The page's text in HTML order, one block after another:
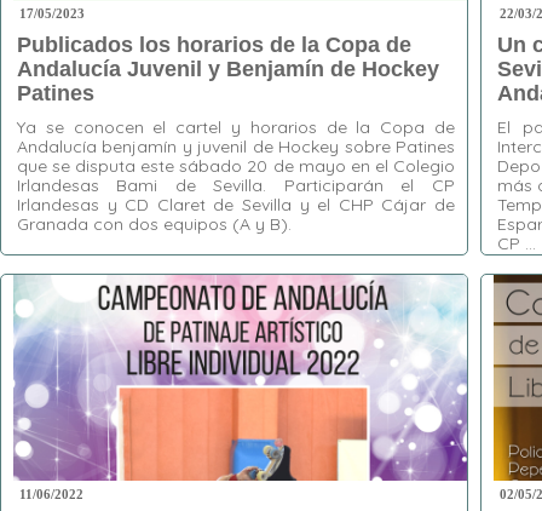
17/05/2023
Publicados los horarios de la Copa de
Andalucía Juvenil y Benjamín de Hockey
Patines
Ya se conocen el cartel y horarios de la Copa de
Andalucía benjamín y juvenil de Hockey sobre Patines
que se disputa este sábado 20 de mayo en el Colegio
Irlandesas Bami de Sevilla. Participarán el CP
Irlandesas y CD Claret de Sevilla y el CHP Cájar de
Granada con dos equipos (A y B).
Etiquetas:Benjamín,CD Claret,CHP Cájar,
Copa de Andalucía ,CP Irlandesas,Granada ,
hockey patines,Irlandesas Bami, Juvenil,
Sevilla
22/03/
Un
El
más
CP …
Écija,
Sevilla,
11/06/2022 02/05/